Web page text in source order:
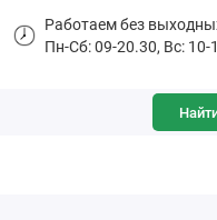
Работаем без
Пн-Сб: 09-20.30, Вс: 10-